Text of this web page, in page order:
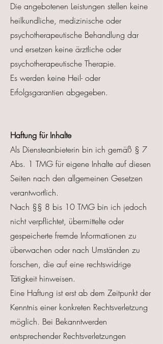
Die angebotenen Leistungen stellen keine
heilkundliche, medizinische oder
psychotherapeutische Behandlung dar
und ersetzen keine ärztliche oder
psychotherapeutische Therapie.
Es werden keine Heil- oder
Erfolgsgarantien abgegeben.
Haftung für Inhalte
Als Diensteanbieterin bin ich gemäß § 7
Abs. 1 TMG für eigene Inhalte auf diesen
Seiten nach den allgemeinen Gesetzen
verantwortlich.
Nach §§ 8 bis 10 TMG bin ich jedoch
nicht verpflichtet, übermittelte oder
gespeicherte fremde Informationen zu
überwachen oder nach Umständen zu
forschen, die auf eine rechtswidrige
Tätigkeit hinweisen.
Eine Haftung ist erst ab dem Zeitpunkt der
Kenntnis einer konkreten Rechtsverletzung
möglich. Bei Bekanntwerden
entsprechender Rechtsverletzungen